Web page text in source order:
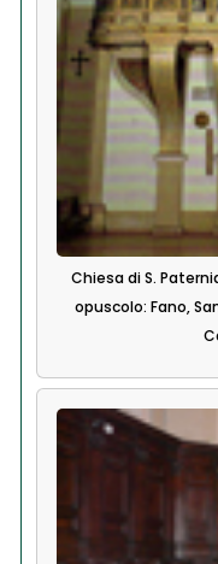
Chiesa di S.
opuscolo: Fano,